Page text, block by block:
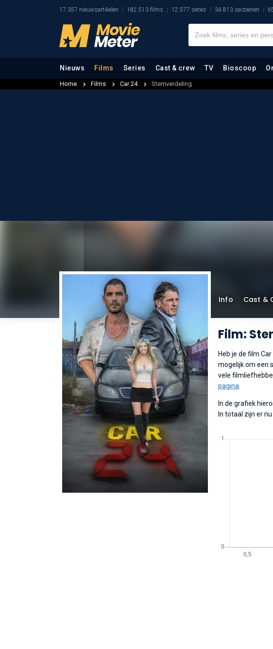
17.357 nieuwsartikelen 182.513 films 12.577 series 34.813 seizoenen
Nieuws Films Series Cast & crew TV Bioscoop
Home Films Car 24 Stemverdeling
Info Cast &
Film:
Heb je de film
mogelijk om een
vele
pagina
In de grafiek
In totaal zijn er